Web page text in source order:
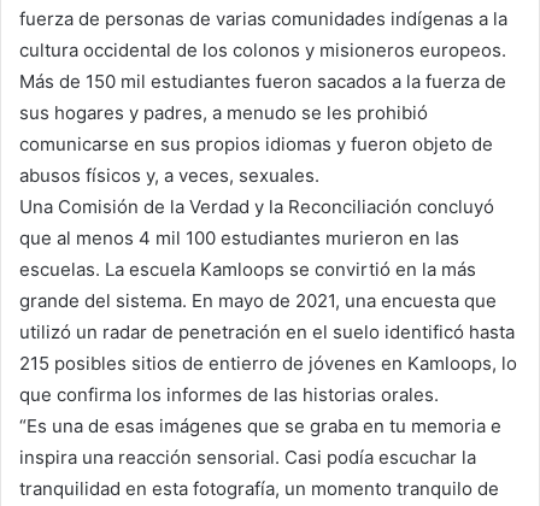
fuerza de personas de varias comunidades indígenas a la
cultura occidental de los colonos y misioneros europeos.
Más de 150 mil estudiantes fueron sacados a la fuerza de
sus hogares y padres, a menudo se les prohibió
comunicarse en sus propios idiomas y fueron objeto de
abusos físicos y, a veces, sexuales.
Una Comisión de la Verdad y la Reconciliación concluyó
que al menos 4 mil 100 estudiantes murieron en las
escuelas. La escuela Kamloops se convirtió en la más
grande del sistema. En mayo de 2021, una encuesta que
utilizó un radar de penetración en el suelo identificó hasta
215 posibles sitios de entierro de jóvenes en Kamloops, lo
que confirma los informes de las historias orales.
“Es una de esas imágenes que se graba en tu memoria e
inspira una reacción sensorial. Casi podía escuchar la
tranquilidad en esta fotografía, un momento tranquilo de